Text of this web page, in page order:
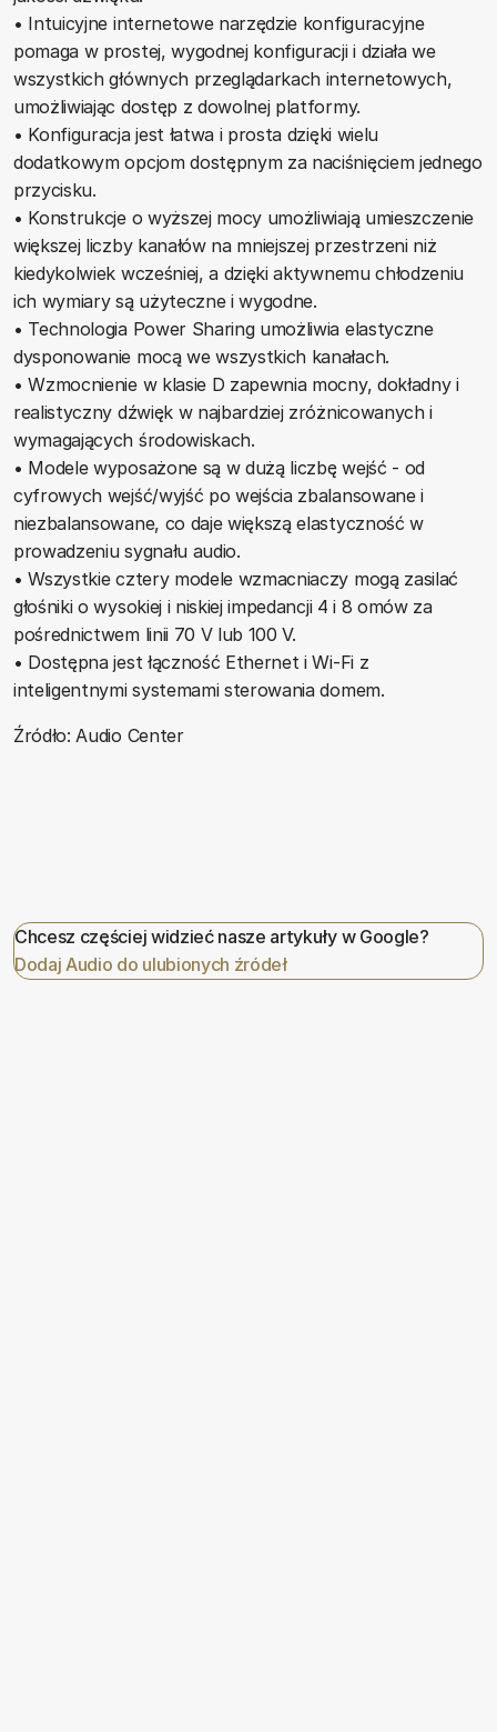
• Intuicyjne internetowe narzędzie konfiguracyjne
pomaga w prostej, wygodnej konfiguracji i działa we
wszystkich głównych przeglądarkach internetowych,
umożliwiając dostęp z dowolnej platformy.
• Konfiguracja jest łatwa i prosta dzięki wielu
dodatkowym opcjom dostępnym za naciśnięciem jednego
przycisku.
• Konstrukcje o wyższej mocy umożliwiają umieszczenie
większej liczby kanałów na mniejszej przestrzeni niż
kiedykolwiek wcześniej, a dzięki aktywnemu chłodzeniu
ich wymiary są użyteczne i wygodne.
• Technologia Power Sharing umożliwia elastyczne
dysponowanie mocą we wszystkich kanałach.
• Wzmocnienie w klasie D zapewnia mocny, dokładny i
realistyczny dźwięk w najbardziej zróżnicowanych i
wymagających środowiskach.
• Modele wyposażone są w dużą liczbę wejść - od
cyfrowych wejść/wyjść po wejścia zbalansowane i
niezbalansowane, co daje większą elastyczność w
prowadzeniu sygnału audio.
• Wszystkie cztery modele wzmacniaczy mogą zasilać
głośniki o wysokiej i niskiej impedancji 4 i 8 omów za
pośrednictwem linii 70 V lub 100 V.
• Dostępna jest łączność Ethernet i Wi-Fi z
inteligentnymi systemami sterowania domem.
Źródło: Audio Center
Chcesz częściej widzieć nasze artykuły w Google?
Dodaj Audio do ulubionych źródeł